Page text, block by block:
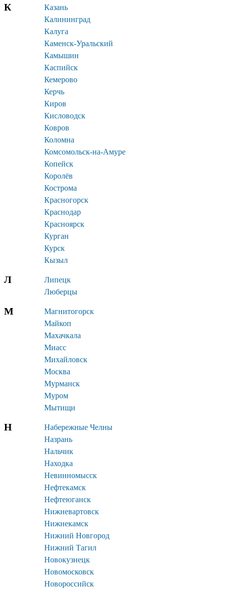
К
Казань
Калининград
Калуга
Каменск-Уральский
Камышин
Каспийск
Кемерово
Керчь
Киров
Кисловодск
Ковров
Коломна
Комсомольск-на-Амуре
Копейск
Королёв
Кострома
Красногорск
Краснодар
Красноярск
Курган
Курск
Кызыл
Л
Липецк
Люберцы
М
Магнитогорск
Майкоп
Махачкала
Миасс
Михайловск
Москва
Мурманск
Муром
Мытищи
Н
Набережные Челны
Назрань
Нальчик
Находка
Невинномысск
Нефтекамск
Нефтеюганск
Нижневартовск
Нижнекамск
Нижний Новгород
Нижний Тагил
Новокузнецк
Новомосковск
Новороссийск